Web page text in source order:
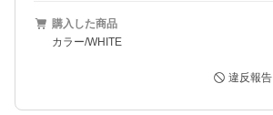
購入した商品
カラー/WHITE
違反報告